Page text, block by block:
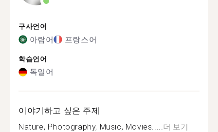
구사언어
아랍어 프랑스어
학습언어
독일어
이야기하고 싶은 주제
Nature, Photography, Music, Movies.....더 보기